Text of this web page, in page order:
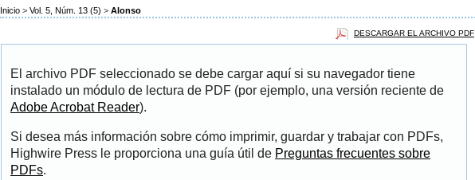
Inicio > Vol. 5, Núm. 13 (5) > Alonso
DESCARGAR EL ARCHIVO PDF
El archivo PDF seleccionado se debe cargar aquí si su navegador tiene
instalado un módulo de lectura de PDF (por ejemplo, una versión reciente de
Adobe Acrobat Reader).
Si desea más información sobre cómo imprimir, guardar y trabajar con PDFs,
Highwire Press le proporciona una guía útil de Preguntas frecuentes sobre
PDFs.